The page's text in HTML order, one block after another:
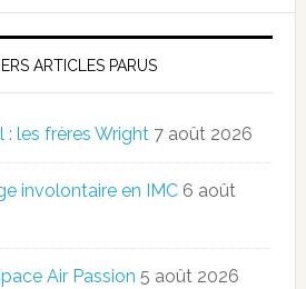
ARTICLES PARUS
: les frères Wright 7 août 2026
involontaire en IMC 6 août
Air Passion 5 août 2026